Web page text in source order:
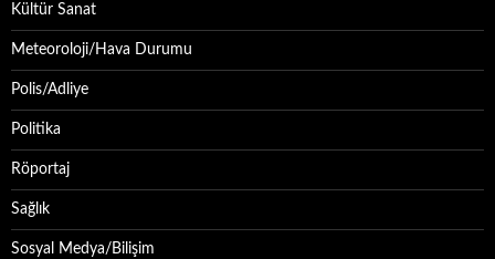
Kültür Sanat
Meteoroloji/Hava Durumu
Polis/Adliye
Politika
Röportaj
Sağlık
Sosyal Medya/Bilişim